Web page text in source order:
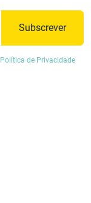
Subscrever
Política de Privacidade